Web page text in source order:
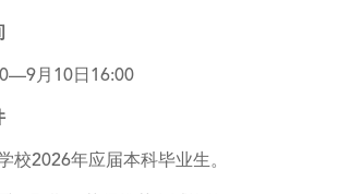
月10日16:00
校2026年应届本科毕业生。